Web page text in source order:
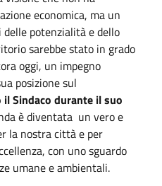
economica, ma un
potenzialità e dello
sarebbe stato in grado
oggi, un impegno
posizione sul
Sindaco durante il suo
è diventata un vero e
la nostra città e per
con uno sguardo
umane e ambientali.